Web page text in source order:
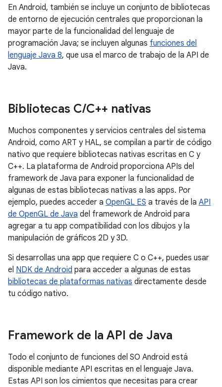
En Android, también se incluye un conjunto de bibliotecas
de entorno de ejecución centrales que proporcionan la
mayor parte de la funcionalidad del lenguaje de
programación Java; se incluyen algunas funciones del
lenguaje Java 8, que usa el marco de trabajo de la API de
Java.
Bibliotecas C/C++ nativas
Muchos componentes y servicios centrales del sistema
Android, como ART y HAL, se compilan a partir de código
nativo que requiere bibliotecas nativas escritas en C y
C++. La plataforma de Android proporciona APIs del
framework de Java para exponer la funcionalidad de
algunas de estas bibliotecas nativas a las apps. Por
ejemplo, puedes acceder a OpenGL ES a través de la API
de OpenGL de Java del framework de Android para
agregar a tu app compatibilidad con los dibujos y la
manipulación de gráficos 2D y 3D.
Si desarrollas una app que requiere C o C++, puedes usar
el NDK de Android para acceder a algunas de estas
bibliotecas de plataformas nativas directamente desde
tu código nativo.
Framework de la API de Java
Todo el conjunto de funciones del SO Android está
disponible mediante API escritas en el lenguaje Java.
Estas API son los cimientos que necesitas para crear